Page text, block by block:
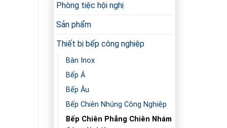
Phòng tiệc hội nghị
Sản phẩm
Thiết bị bếp công nghiệp
Bàn Inox
Bếp Á
Bếp Âu
Bếp Chiên Nhúng Công Nghiệp
Bếp Chiên Phẳng Chiên Nhám